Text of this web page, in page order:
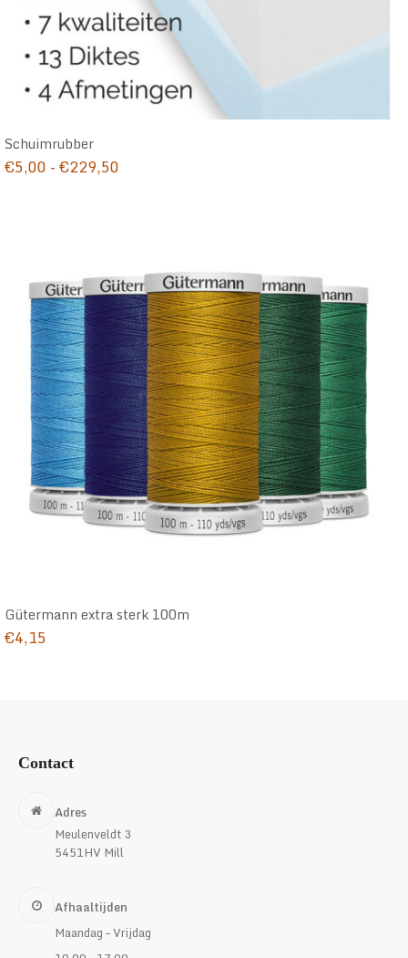
Schuimrubber
€5,00 -€229,50
Gütermann extra sterk 100m
€4,15
Contact
Adres
Meulenveldt 3
5451HV Mill
Afhaaltijden
Maandag – Vrijdag